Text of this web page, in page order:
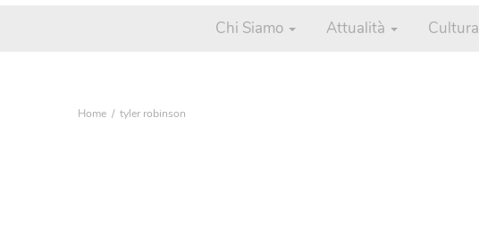
Chi Siamo Attualità Cultura
Home tyler robinson